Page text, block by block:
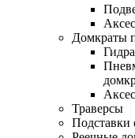
Домкраты
Траверсы
Подставки